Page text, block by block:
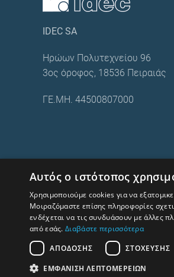
IDEC SA
Ηρώων Πολυτεχνείου 96
3ος όροφος, 18536 Πειραιάς
ΓΕ.ΜΗ. 44500807000
Human Rights and Labour
Αυτός ο ιστότοπος
Χρησιμοποιούμε cookies για να
Μοιραζόμαστε επίσης πληροφορίες
ενδέχεται να τις συνδυάσουν με άλλες
από εσάς. Διαβάστε περισσότερα
ΑΠΌΔΟΣΗΣ
ΣΤΌΧΕΥΣΗΣ
ΕΜΦΆΝΙΣΗ ΛΕΠΤΟΜΕΡΕΙΏΝ